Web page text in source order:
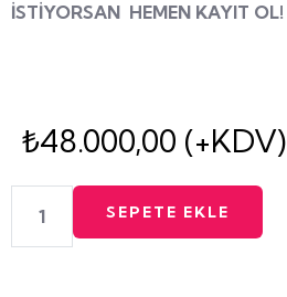
İSTİYORSAN HEMEN KAYIT OL!
₺48.000,00 (+KDV)
SEPETE EKLE